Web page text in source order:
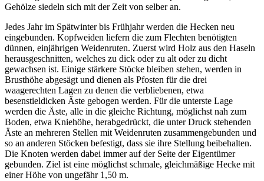
Gehölze siedeln sich mit der Zeit von selber an.
Jedes Jahr im Spätwinter bis Frühjahr werden die Hecken neu
eingebunden. Kopfweiden liefern die zum Flechten benötigten
dünnen, einjährigen Weidenruten. Zuerst wird Holz aus den Haseln
herausgeschnitten, welches zu dick oder zu alt oder zu dicht
gewachsen ist. Einige stärkere Stöcke bleiben stehen, werden in
Brusthöhe abgesägt und dienen als Pfosten für die drei
waagerechten Lagen zu denen die verbliebenen, etwa
besenstieldicken Äste gebogen werden. Für die unterste Lage
werden die Äste, alle in die gleiche Richtung, möglichst nah zum
Boden, etwa Kniehöhe, herabgedrückt, die unter Druck stehenden
Äste an mehreren Stellen mit Weidenruten zusammengebunden und
so an anderen Stöcken befestigt, dass sie ihre Stellung beibehalten.
Die Knoten werden dabei immer auf der Seite der Eigentümer
gebunden. Ziel ist eine möglichst schmale, gleichmäßige Hecke mit
einer Höhe von ungefähr 1,50 m.